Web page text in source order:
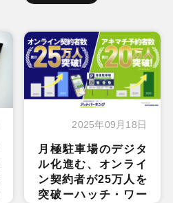
2025年09月18日
月極駐車場のデジタ
ル化進む、オンライ
ン契約者が25万人を
突破ーハッチ・ワー